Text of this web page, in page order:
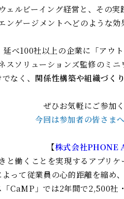
ェルビーイング経営と、その実
ンゲージメントへどのような効
延べ100社以上の企業に「アウ
スソリューションズ監修のミニ
なく、 関係性構築や組織づく
ぜひお気軽にご参加く
今回は参加者の皆さま
【株式会社PHONE
と働くことを実現するアプリケ
って従業員の心的距離を縮め
CaMP」​では2年間で2,500社